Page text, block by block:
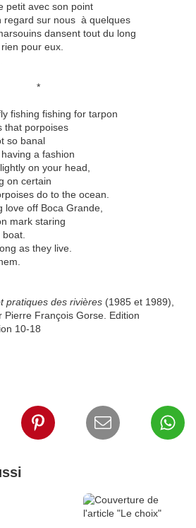
petit avec son point
regard sur nous à quelques
dansent tout du long
pour eux.
*
fishing fishing for tarpon
that porpoises
so banal
a fashion
on your head,
on certain
do to the ocean.
love off Boca Grande,
mark staring
as they live.
pratiques des rivières (1985 et 1989),
François Gorse. Edition
10-18